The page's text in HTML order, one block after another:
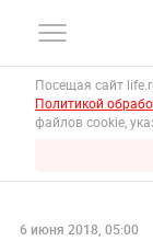
Посещая сайт
Политикой
файлов cookie,
6 июня 2018, 05:00